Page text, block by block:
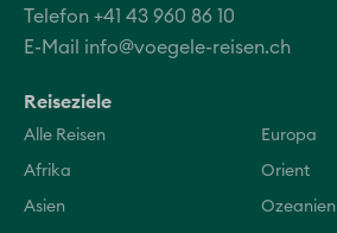
Telefon +41 43 960 86 10
E-Mail info@voegele-reisen.ch
Reiseziele
Alle Reisen Europa
Afrika Orient
Asien Ozeanien